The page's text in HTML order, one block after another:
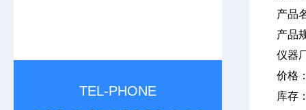
TEL-PHONE
产品
产品
仪器
价格
库存